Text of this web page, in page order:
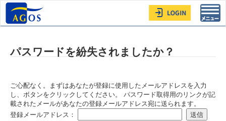
パスワードを紛失されましたか？
ご心配なく。まずはあなたが登録に使用したメールアドレスを入力
し、ボタンをクリックしてください。 パスワード取得用のリンクが記
載されたメールがあなたの登録メールアドレス宛に送られます。
登録メールアドレス：